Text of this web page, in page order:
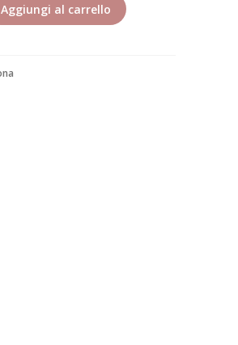
Aggiungi al carrello